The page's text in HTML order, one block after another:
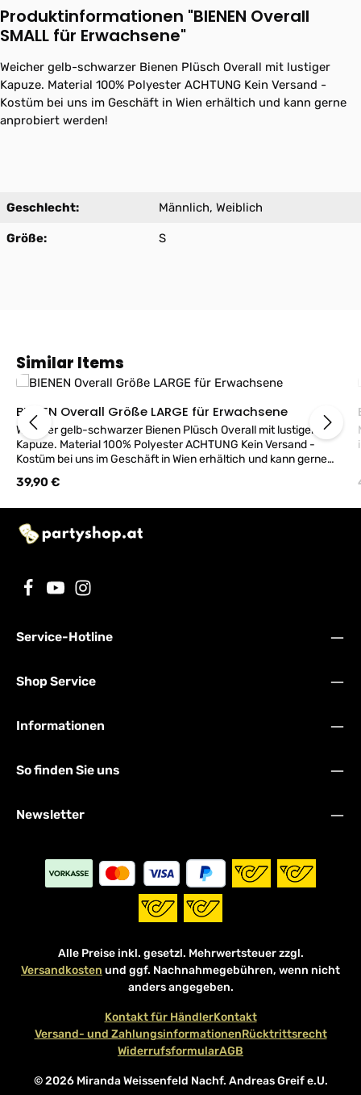
Produktinformationen "BIENEN Overall
SMALL für Erwachsene"
Weicher gelb-schwarzer Bienen Plüsch Overall mit lustiger
Kapuze. Material 100% Polyester ACHTUNG Kein Versand -
Kostüm bei uns im Geschäft in Wien erhältich und kann gerne
anprobiert werden!
Geschlecht: Männlich, Weiblich
Größe: S
Produktgalerie überspringen
Similar Items
BIENEN Overall Größe LARGE für Erwachsene
Weicher gelb-schwarzer Bienen Plüsch Overall mit lustiger
Kapuze. Material 100% Polyester ACHTUNG Kein Versand -
Kostüm bei uns im Geschäft in Wien erhältich und kann gerne
Regulärer Preis:
39,90 €
Service-Hotline
Shop Service
Informationen
So finden Sie uns
Newsletter
Alle Preise inkl. gesetzl. Mehrwertsteuer zzgl.
Versandkosten und ggf. Nachnahmegebühren, wenn nicht
anders angegeben.
© 2026 Miranda Weissenfeld Nachf. Andreas Greif e.U.
Kontakt für HändlerKontakt
Versand- und ZahlungsinformationenRücktrittsrecht
WiderrufsformularAGB